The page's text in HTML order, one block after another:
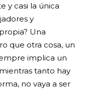
y casi la única
y
Una
que otra cosa, un
implica un
tanto hay
no vaya a ser